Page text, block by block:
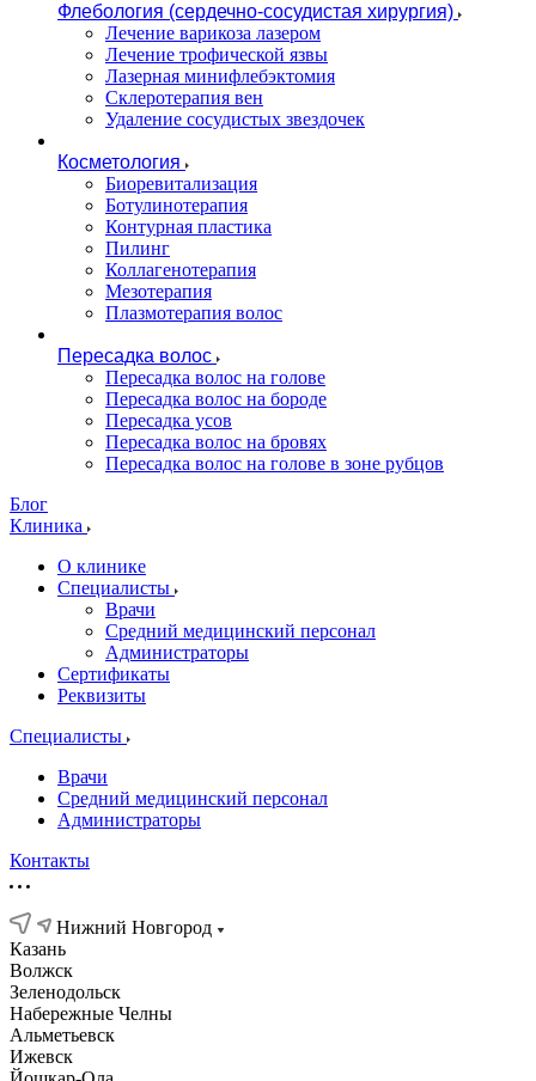
Флебология (сердечно-сосудистая хирургия)
Лечение варикоза лазером
Лечение трофической язвы
Лазерная минифлебэктомия
Cклеротерапия вен
Удаление сосудистых звездочек
Косметология
Биоревитализация
Ботулинотерапия
Контурная пластика
Пилинг
Коллагенотерапия
Мезотерапия
Плазмотерапия волос
Пересадка волос
Пересадка волос на голове
Пересадка волос на бороде
Пересадка усов
Пересадка волос на бровях
Пересадка волос на голове в зоне рубцов
Блог
Клиника
О клинике
Специалисты
Врачи
Средний медицинский персонал
Администраторы
Сертификаты
Реквизиты
Специалисты
Врачи
Средний медицинский персонал
Администраторы
Контакты
Нижний Новгород
Казань
Волжск
Зеленодольск
Набережные Челны
Альметьевск
Ижевск